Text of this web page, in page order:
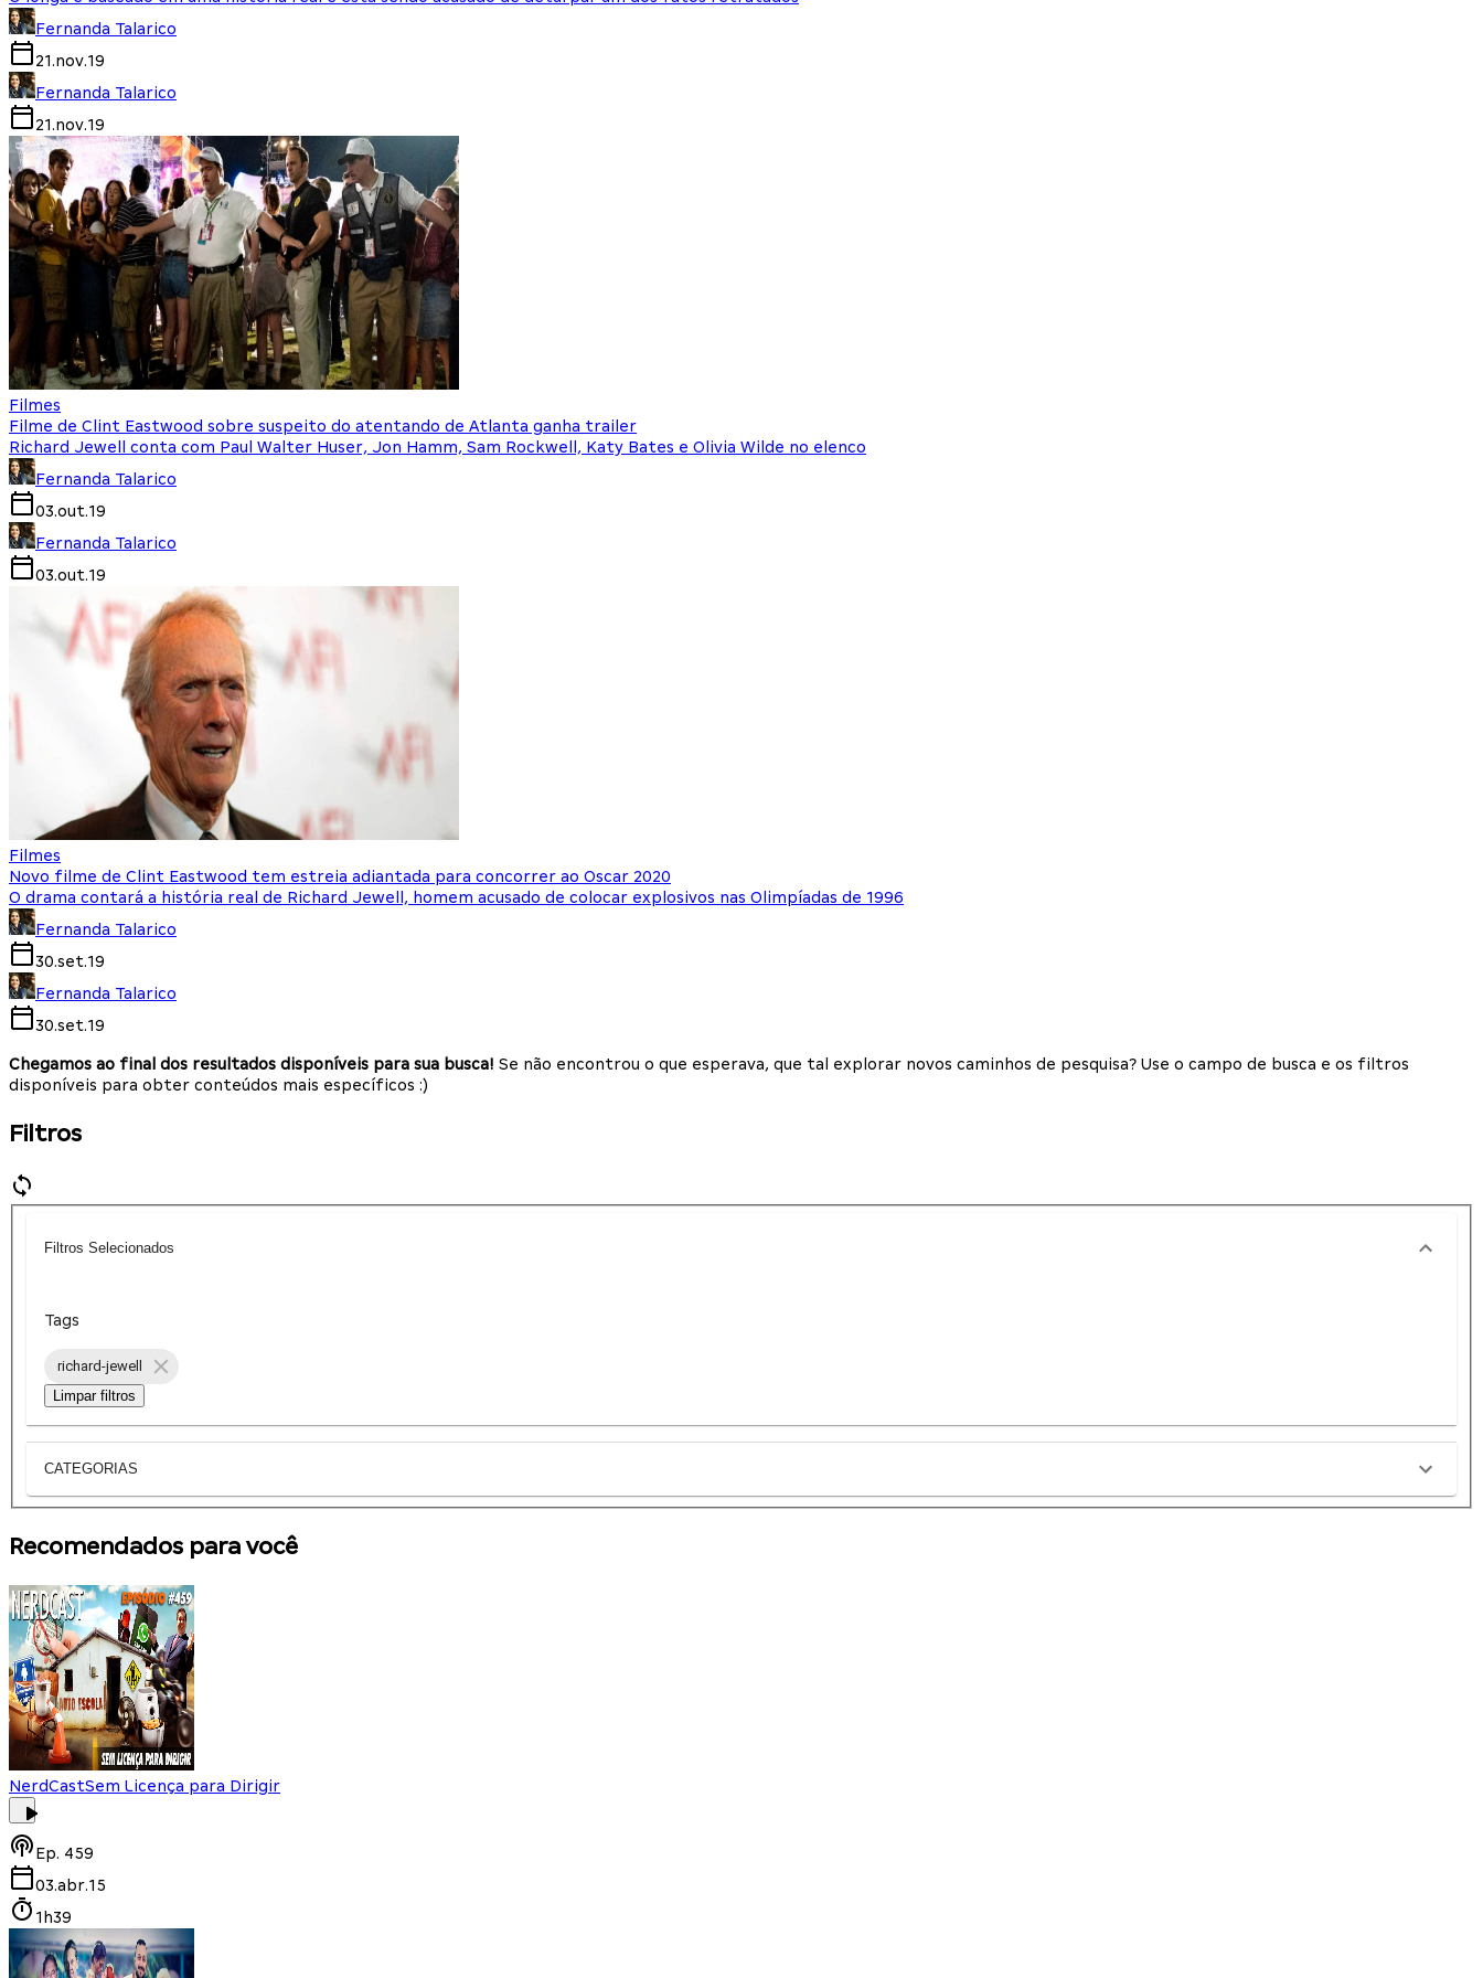
Fernanda Talarico
21.nov.19
Fernanda Talarico
21.nov.19
Filmes
Filme de Clint Eastwood sobre suspeito do atentando de Atlanta ganha trailer
Richard Jewell conta com Paul Walter Huser, Jon Hamm, Sam Rockwell, Katy Bates e Olivia Wilde no elenco
Fernanda Talarico
03.out.19
Fernanda Talarico
03.out.19
Filmes
Novo filme de Clint Eastwood tem estreia adiantada para concorrer ao Oscar 2020
O drama contará a história real de Richard Jewell, homem acusado de colocar explosivos nas Olimpíadas de 1996
Fernanda Talarico
30.set.19
Fernanda Talarico
30.set.19
Chegamos ao final dos resultados disponíveis para sua busca! Se não encontrou o que esperava, que tal explorar novos caminhos de pesquisa? Use o campo de busca e os filtros
disponíveis para obter conteúdos mais específicos :)
Filtros
Filtros Selecionados
Tags
richard-jewell
Limpar filtros
CATEGORIAS
Recomendados para você
NerdCastSem Licença para Dirigir
Ep. 459
03.abr.15
1h39